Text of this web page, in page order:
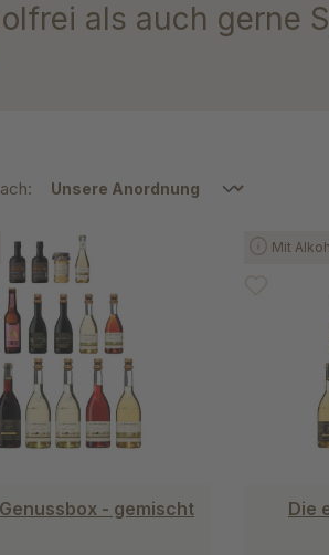
als auch gerne
- gemischt
Mit
Die